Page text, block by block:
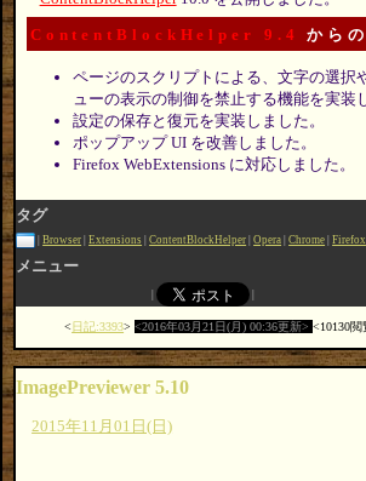
ContentBlockHelper 9.4 から
ページのスクリプトによる、文字の選択
ューの表示の制御を禁止する機能を実装
設定の保存と復元を実装しました。
ポップアップ UI を改善しました。
Firefox WebExtensions に対応しました。
タグ
Browser Extensions ContentBlockHelper Opera Chrome Firefox
メニュー
日記:3393 2016年03月21日(月) 00:36更新 10130閲
ImagePreviewer 5.10
2015年11月01日(日)